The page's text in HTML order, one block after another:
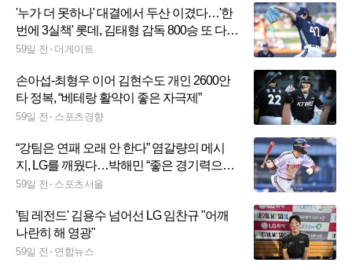
'누가 더 못하나' 대결에서 두산 이겼다…'한
번에 3실책' 롯데, 김태형 감독 800승 또 다음
기회로
59일 전 더게이트
손아섭-최형우 이어 김현수도 개인 2600안
타 정복, “베테랑 활약이 좋은 자극제”
59일 전 스포츠경향
“강팀은 연패 오래 안 한다” 염갈량의 메시
지, LG를 깨웠다…박해민 “좋은 경기력으로
나와” [SS스타]
59일 전 스포츠서울
'팀 레전드' 김용수 넘어선 LG 임찬규 "어깨
나란히 해 영광"
59일 전 연합뉴스